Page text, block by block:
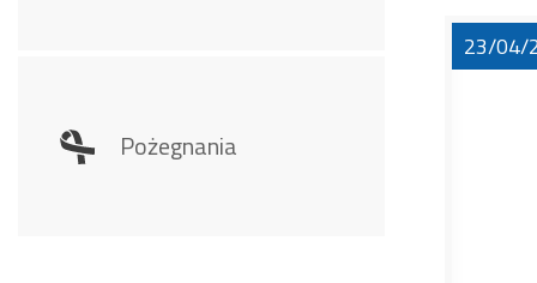
Pożegnania
23/04/